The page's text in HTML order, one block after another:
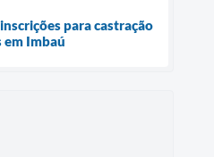
para castração
em Imbaú